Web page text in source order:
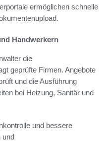
ermöglichen schnelle
Handwerkern
die
geprüfte Firmen. Angebote
und die Ausführung
bei Heizung, Sanitär und
und bessere
und